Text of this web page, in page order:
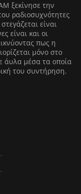
ξεκίνησε την
ραδιοσυχνότητες
είναι
είναι και οι
πως η
μόνο στο
άυλα μέσα τα οποία
του συντήρηση.